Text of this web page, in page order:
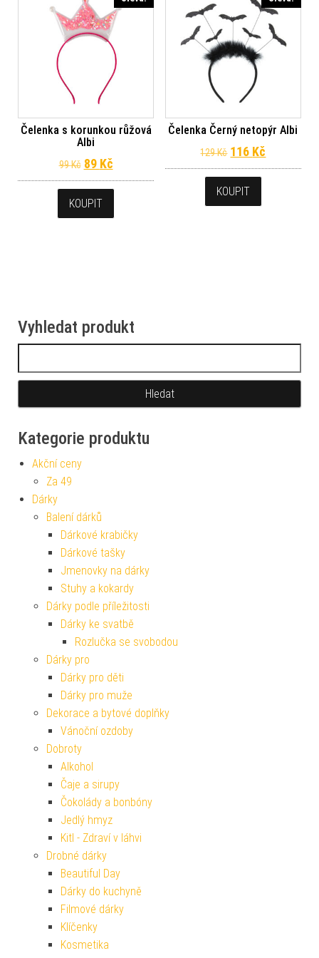
Čelenka s korunkou růžová
Albi
99Kč Původní cena byla: 99 Kč.
89 KčAktuální cena je: 89 Kč.
KOUPIT
Čelenka Černý netopýr Albi
129Kč Původní cena
116 Kč
KOUPIT
Vyhledat produkt
Kategorie produktu
Akční ceny
Za 49
Dárky
Balení dárků
Dárkové krabičky
Dárkové tašky
Jmenovky na dárky
Stuhy a kokardy
Dárky podle příležitosti
Dárky ke svatbě
Rozlučka se svobodou
Dárky pro
Dárky pro děti
Dárky pro muže
Dekorace a bytové doplňky
Vánoční ozdoby
Dobroty
Alkohol
Čaje a sirupy
Čokolády a bonbóny
Jedlý hmyz
Kitl - Zdraví v láhvi
Drobné dárky
Beautiful Day
Dárky do kuchyně
Filmové dárky
Klíčenky
Kosmetika